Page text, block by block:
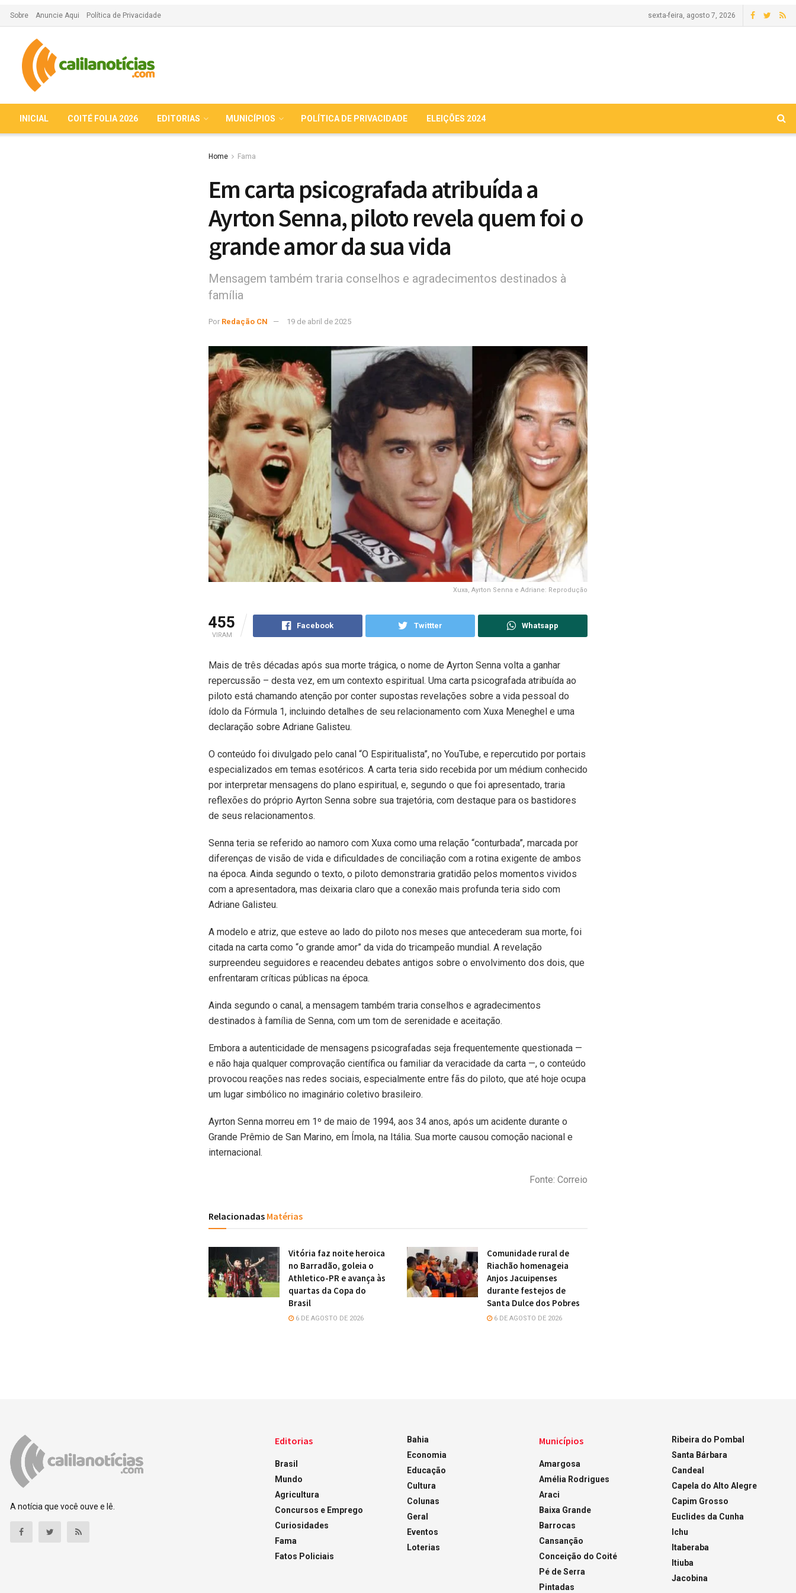
Sobre Anuncie Aqui Política de Privacidade sexta-feira, agosto 7, 2026
INICIAL COITÉ FOLIA 2026 EDITORIAS MUNICÍPIOS POLÍTICA DE PRIVACIDADE ELEIÇÕES 2024
Home Fama
Em carta psicografada atribuída a
Ayrton Senna, piloto revela quem foi o
grande amor da sua vida
Mensagem também traria conselhos e agradecimentos destinados à
família
Por Redação CN 19 de abril de 2025
Xuxa, Ayrton Senna e Adriane: Reprodução
455
VIRAM
Facebook Twittter Whatsapp
Mais de três décadas após sua morte trágica, o nome de Ayrton Senna volta a ganhar
repercussão – desta vez, em um contexto espiritual. Uma carta psicografada atribuída ao
piloto está chamando atenção por conter supostas revelações sobre a vida pessoal do
ídolo da Fórmula 1, incluindo detalhes de seu relacionamento com Xuxa Meneghel e uma
declaração sobre Adriane Galisteu.
O conteúdo foi divulgado pelo canal “O Espiritualista”, no YouTube, e repercutido por portais
especializados em temas esotéricos. A carta teria sido recebida por um médium conhecido
por interpretar mensagens do plano espiritual, e, segundo o que foi apresentado, traria
reflexões do próprio Ayrton Senna sobre sua trajetória, com destaque para os bastidores
de seus relacionamentos.
Senna teria se referido ao namoro com Xuxa como uma relação “conturbada”, marcada por
diferenças de visão de vida e dificuldades de conciliação com a rotina exigente de ambos
na época. Ainda segundo o texto, o piloto demonstraria gratidão pelos momentos vividos
com a apresentadora, mas deixaria claro que a conexão mais profunda teria sido com
Adriane Galisteu.
A modelo e atriz, que esteve ao lado do piloto nos meses que antecederam sua morte, foi
citada na carta como “o grande amor” da vida do tricampeão mundial. A revelação
surpreendeu seguidores e reacendeu debates antigos sobre o envolvimento dos dois, que
enfrentaram críticas públicas na época.
Ainda segundo o canal, a mensagem também traria conselhos e agradecimentos
destinados à família de Senna, com um tom de serenidade e aceitação.
Embora a autenticidade de mensagens psicografadas seja frequentemente questionada —
e não haja qualquer comprovação científica ou familiar da veracidade da carta —, o conteúdo
provocou reações nas redes sociais, especialmente entre fãs do piloto, que até hoje ocupa
um lugar simbólico no imaginário coletivo brasileiro.
Ayrton Senna morreu em 1º de maio de 1994, aos 34 anos, após um acidente durante o
Grande Prêmio de San Marino, em Ímola, na Itália. Sua morte causou comoção nacional e
internacional.
Fonte: Correio
Relacionadas Matérias
Vitória faz noite heroica
no Barradão, goleia o
Athletico-PR e avança às
quartas da Copa do
Brasil
6 DE AGOSTO DE 2026
Comunidade rural de
Riachão homenageia
Anjos Jacuipenses
durante festejos de
Santa Dulce dos Pobres
6 DE AGOSTO DE 2026
A notícia que você ouve e lê.
Editorias
Brasil
Mundo
Agricultura
Concursos e Emprego
Curiosidades
Fama
Fatos Policiais
Bahia
Economia
Educação
Cultura
Colunas
Geral
Eventos
Loterias
Municípios
Amargosa
Amélia Rodrigues
Araci
Baixa Grande
Barrocas
Cansanção
Conceição do Coité
Pé de Serra
Pintadas
Ribeira do Pombal
Santa Bárbara
Candeal
Capela do Alto Alegre
Capim Grosso
Euclides da Cunha
Ichu
Itaberaba
Itiuba
Jacobina